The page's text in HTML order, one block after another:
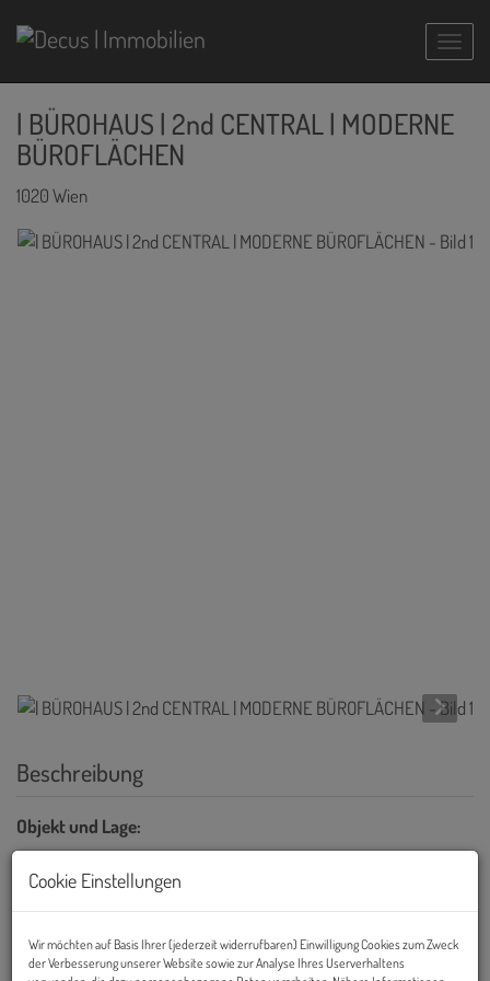
| BÜROHAUS | 2nd CENTRAL | MODERNE
BÜROFLÄCHEN
1020 Wien
Beschreibung
Objekt und Lage:
gestellt und erstreckt sich über eine 2-geschoßige Tiefgarage,
einem Erdgeschoß, 6 Obergeschoße sowie ein Dachgeschoß.
Cookie Einstellungen
Wir möchten auf Basis Ihrer (jederzeit widerrufbaren) Einwilligung Cookies zum Zweck
der Verbesserung unserer Website sowie zur Analyse Ihres Userverhaltens